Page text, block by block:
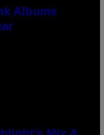
Albums